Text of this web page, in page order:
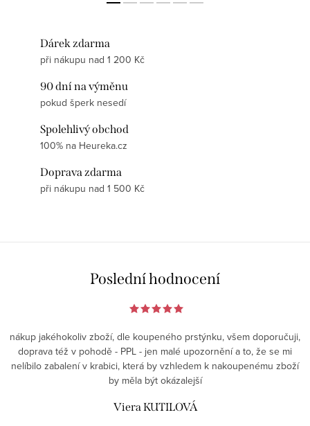
Dárek zdarma
při nákupu nad 1 200 Kč
90 dní na výměnu
pokud šperk nesedí
Spolehlivý obchod
100% na Heureka.cz
Doprava zdarma
při nákupu nad 1 500 Kč
Poslední hodnocení
nákup jakéhokoliv zboží, dle koupeného prstýnku, všem doporučuji,
doprava též v pohodě - PPL - jen malé upozornění a to, že se mi
nelíbilo zabalení v krabici, která by vzhledem k nakoupenému zboží
by měla být okázalejší
Viera KUTILOVÁ